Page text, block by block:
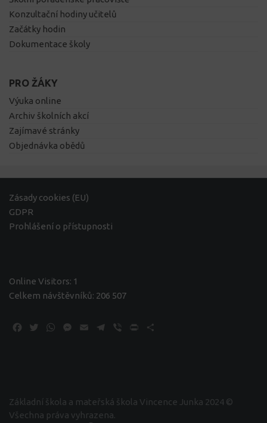
Konzultační hodiny učitelů
Začátky hodin
Dokumentace školy
PRO ŽÁKY
Výuka online
Archiv školních akcí
Zajímavé stránky
Objednávka obědů
Zásady cookies (EU)
GDPR
Prohlášení o přístupnosti
Online Visitors: 1
Celkem návštěvníků: 206 507
Facebook
TwitterWhatsApp
Messenger
Email Telegram
Viber Print
Základní škola a mateřská škola Vincence Junka 2024 ©
Všechna práva vyhrazena.